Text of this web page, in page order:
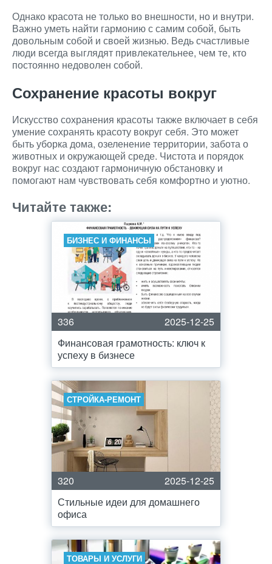
Однако красота не только во внешности, но и внутри.
Важно уметь найти гармонию с самим собой, быть
довольным собой и своей жизнью. Ведь счастливые
люди всегда выглядят привлекательнее, чем те, кто
постоянно недоволен собой.
Сохранение красоты вокруг
Искусство сохранения красоты также включает в себя
умение сохранять красоту вокруг себя. Это может
быть уборка дома, озеленение территории, забота о
животных и окружающей среде. Чистота и порядок
вокруг нас создают гармоничную обстановку и
помогают нам чувствовать себя комфортно и уютно.
Читайте также:
БИЗНЕС И ФИНАНСЫ
336
2025-12-25
Финансовая грамотность: ключ к
успеху в бизнесе
СТРОЙКА-РЕМОНТ
320
2025-12-25
Стильные идеи для домашнего
офиса
ТОВАРЫ И УСЛУГИ